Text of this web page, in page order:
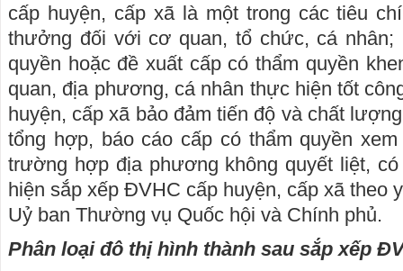
cấp huyện, cấp xã là một trong các tiêu
thưởng đối với cơ quan, tổ chức, cá nhân;
quyền hoặc đề xuất cấp có thẩm quyền
quan, địa phương, cá nhân thực hiện tốt
huyện, cấp xã bảo đảm tiến độ và chất
tổng hợp, báo cáo cấp có thẩm quyền
trường hợp địa phương không quyết liệt,
hiện sắp xếp ĐVHC cấp huyện, cấp xã theo
Uỷ ban Thường vụ Quốc hội và Chính phủ.
Phân loại đô thị hình thành sau sắp xếp